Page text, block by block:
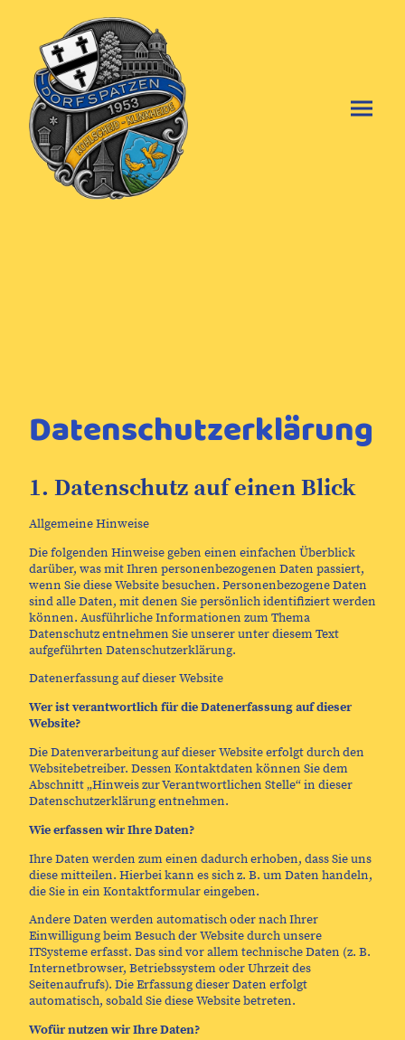
Datenschutzerklärung
1. Datenschutz auf einen Blick
Allgemeine Hinweise
Die folgenden Hinweise geben einen einfachen Überblick
darüber, was mit Ihren personenbezogenen Daten passiert,
wenn Sie diese Website besuchen. Personenbezogene Daten
sind alle Daten, mit denen Sie persönlich identifiziert werden
können. Ausführliche Informationen zum Thema
Datenschutz entnehmen Sie unserer unter diesem Text
aufgeführten Datenschutzerklärung.
Datenerfassung auf dieser Website
Wer ist verantwortlich für die Datenerfassung auf dieser
Website?
Die Datenverarbeitung auf dieser Website erfolgt durch den
Websitebetreiber. Dessen Kontaktdaten können Sie dem
Abschnitt „Hinweis zur Verantwortlichen Stelle“ in dieser
Datenschutzerklärung entnehmen.
Wie erfassen wir Ihre Daten?
Ihre Daten werden zum einen dadurch erhoben, dass Sie uns
diese mitteilen. Hierbei kann es sich z. B. um Daten handeln,
die Sie in ein Kontaktformular eingeben.
Andere Daten werden automatisch oder nach Ihrer
Einwilligung beim Besuch der Website durch unsere
ITSysteme erfasst. Das sind vor allem technische Daten (z. B.
Internetbrowser, Betriebssystem oder Uhrzeit des
Seitenaufrufs). Die Erfassung dieser Daten erfolgt
automatisch, sobald Sie diese Website betreten.
Wofür nutzen wir Ihre Daten?